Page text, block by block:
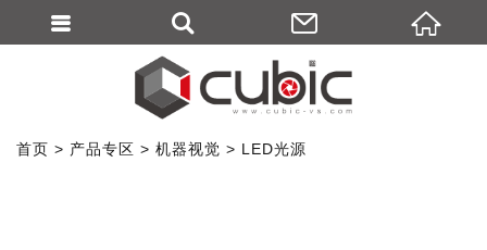
首页 产品专区 机器视觉 LED光源